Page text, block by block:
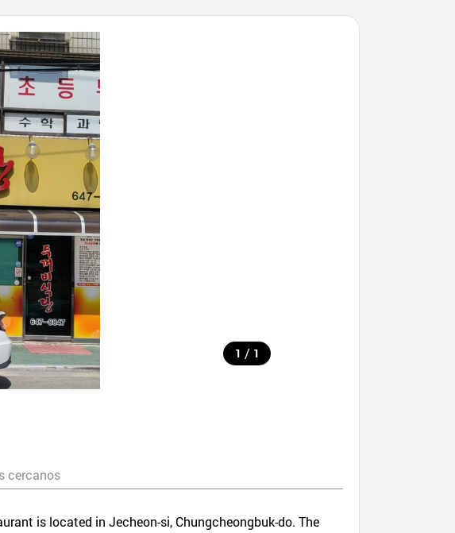
1 / 1
cercanos
is located in Jecheon-si, Chungcheongbuk-do. The